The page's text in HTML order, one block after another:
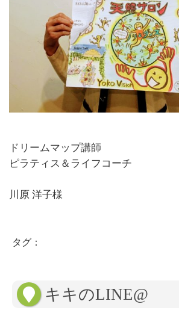
ドリームマップ講師
ピラティス＆ライフコーチ
川原 洋子様
タグ：
キキのLINE@